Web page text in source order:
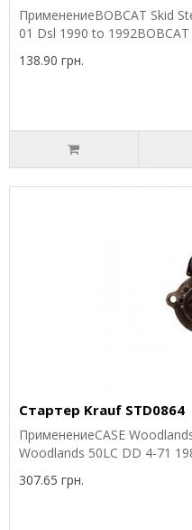
ПрименениеBOBCAT Skid
01 Dsl 1990 to
138.90 грн.
Стартер Krauf STD0864
ПрименениеCASE
Woodlands 50LC DD 4-71
307.65 грн.